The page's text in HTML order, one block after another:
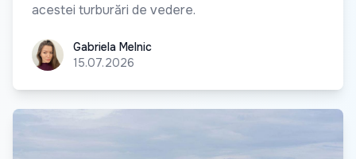
acestei turburări de vedere.
Gabriela Melnic
Gabriela Melnic
15.07.2026